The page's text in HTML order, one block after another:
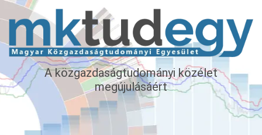
A közgazdaságtudományi közélet
megújulásáért